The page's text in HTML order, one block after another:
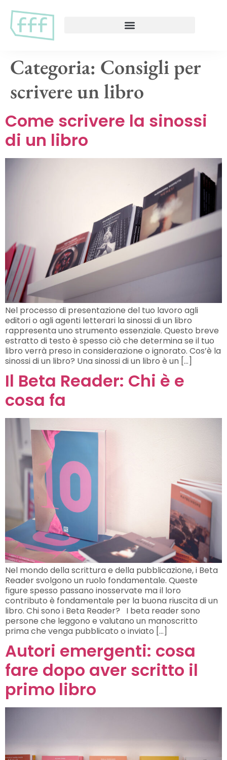
Categoria: Consigli per
scrivere un libro
Come scrivere la sinossi
di un libro
Nel processo di presentazione del tuo lavoro agli
editori o agli agenti letterari la sinossi di un libro
rappresenta uno strumento essenziale. Questo breve
estratto di testo è spesso ciò che determina se il tuo
libro verrà preso in considerazione o ignorato. Cos’è la
sinossi di un libro? Una sinossi di un libro è un […]
Il Beta Reader: Chi è e
cosa fa
Nel mondo della scrittura e della pubblicazione, i Beta
Reader svolgono un ruolo fondamentale. Queste
figure spesso passano inosservate ma il loro
contributo è fondamentale per la buona riuscita di un
libro. Chi sono i Beta Reader? I beta reader sono
persone che leggono e valutano un manoscritto
prima che venga pubblicato o inviato […]
Autori emergenti: cosa
fare dopo aver scritto il
primo libro